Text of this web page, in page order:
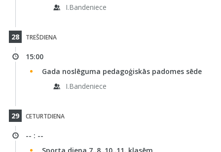
I.Bandeniece
28 TREŠDIENA
15:00
Gada noslēguma pedagoģiskās padomes sēde
I.Bandeniece
29 CETURTDIENA
-- : --